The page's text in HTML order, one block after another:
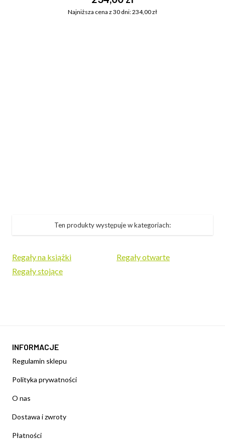
Najniższa cena z 30 dni: 234,00 zł
Ten produkty występuje w kategoriach:
Regały na książki
Regały otwarte
Regały stojące
INFORMACJE
Regulamin sklepu
Polityka prywatności
O nas
Dostawa i zwroty
Płatności